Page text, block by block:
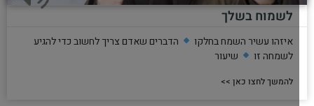
לשמוח בשלך
איזהו עשיר השמח בחלקו
הדברים שאדם צריך לחשוב כדי להגיע
לשמחה זו
שיעור
להמשך לחצו כאן >>